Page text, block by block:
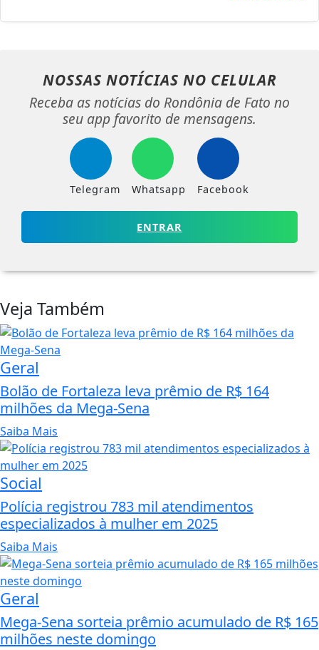
NOSSAS NOTÍCIAS NO CELULAR
Receba as notícias do Rondônia de Fato no
seu app favorito de mensagens.
Telegram Whatsapp Facebook
ENTRAR
Veja Também
Geral
Bolão de Fortaleza leva prêmio de R$ 164
milhões da Mega-Sena
Saiba Mais
Social
Polícia registrou 783 mil atendimentos
especializados à mulher em 2025
Saiba Mais
Geral
Mega-Sena sorteia prêmio acumulado de R$ 165
milhões neste domingo